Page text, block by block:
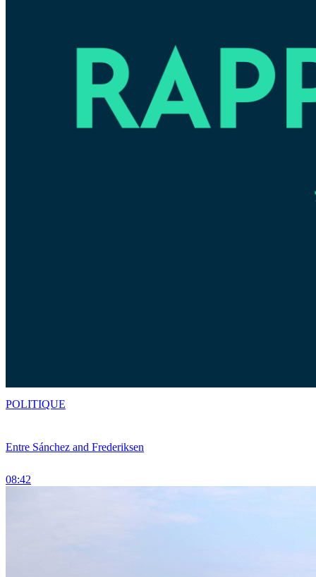
Entre Sánchez and Frederiksen
08:42
POLITIQUE